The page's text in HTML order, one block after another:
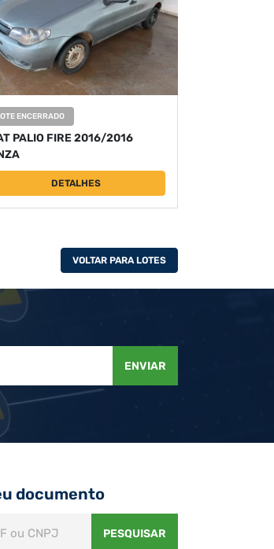
ENCERRADO
PALIO FIRE 2016/2016
DETALHES
VOLTAR PARA LOTES
ENVIAR
documento
PESQUISAR